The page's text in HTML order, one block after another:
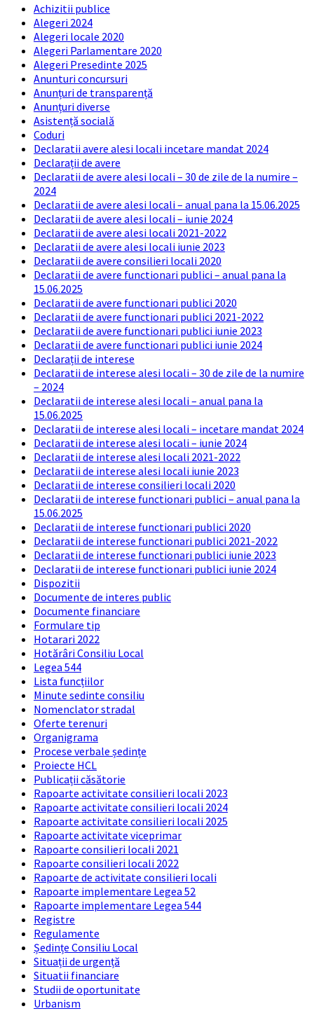
Achizitii publice
Alegeri 2024
Alegeri locale 2020
Alegeri Parlamentare 2020
Alegeri Presedinte 2025
Anunturi concursuri
Anunțuri de transparență
Anunțuri diverse
Asistență socială
Coduri
Declaratii avere alesi locali incetare mandat 2024
Declarații de avere
Declaratii de avere alesi locali – 30 de zile de la numire –
2024
Declaratii de avere alesi locali – anual pana la 15.06.2025
Declaratii de avere alesi locali – iunie 2024
Declaratii de avere alesi locali 2021-2022
Declaratii de avere alesi locali iunie 2023
Declaratii de avere consilieri locali 2020
Declaratii de avere functionari publici – anual pana la
15.06.2025
Declaratii de avere functionari publici 2020
Declaratii de avere functionari publici 2021-2022
Declaratii de avere functionari publici iunie 2023
Declaratii de avere functionari publici iunie 2024
Declarații de interese
Declaratii de interese alesi locali – 30 de zile de la numire
– 2024
Declaratii de interese alesi locali – anual pana la
15.06.2025
Declaratii de interese alesi locali – incetare mandat 2024
Declaratii de interese alesi locali – iunie 2024
Declaratii de interese alesi locali 2021-2022
Declaratii de interese alesi locali iunie 2023
Declaratii de interese consilieri locali 2020
Declaratii de interese functionari publici – anual pana la
15.06.2025
Declaratii de interese functionari publici 2020
Declaratii de interese functionari publici 2021-2022
Declaratii de interese functionari publici iunie 2023
Declaratii de interese functionari publici iunie 2024
Dispozitii
Documente de interes public
Documente financiare
Formulare tip
Hotarari 2022
Hotărâri Consiliu Local
Legea 544
Lista funcțiilor
Minute sedinte consiliu
Nomenclator stradal
Oferte terenuri
Organigrama
Procese verbale ședințe
Proiecte HCL
Publicații căsătorie
Rapoarte activitate consilieri locali 2023
Rapoarte activitate consilieri locali 2024
Rapoarte activitate consilieri locali 2025
Rapoarte activitate viceprimar
Rapoarte consilieri locali 2021
Rapoarte consilieri locali 2022
Rapoarte de activitate consilieri locali
Rapoarte implementare Legea 52
Rapoarte implementare Legea 544
Registre
Regulamente
Ședințe Consiliu Local
Situații de urgență
Situatii financiare
Studii de oportunitate
Urbanism